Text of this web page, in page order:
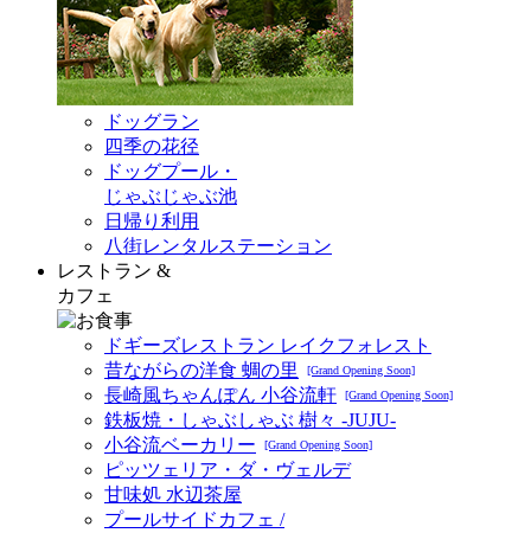
ドッグラン
四季の花径
ドッグプール・
じゃぶじゃぶ池
日帰り利用
八街レンタルステーション
レストラン &
カフェ
ドギーズレストラン レイクフォレスト
昔ながらの洋食 蜩の里
[Grand Opening Soon]
長崎風ちゃんぽん 小谷流軒 [Grand Opening Soon]
鉄板焼・しゃぶしゃぶ 樹々 -JUJU-
小谷流ベーカリー
[Grand Opening Soon]
ピッツェリア・ダ・ヴェルデ
甘味処 水辺茶屋
プールサイドカフェ /